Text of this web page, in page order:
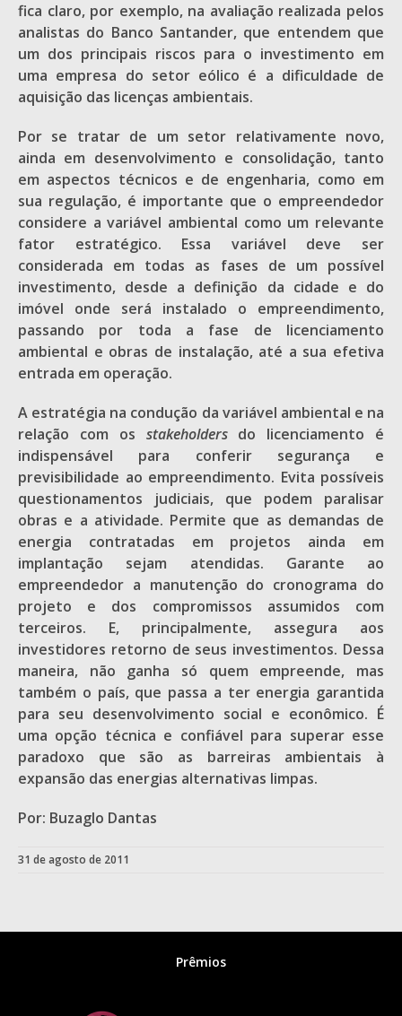
fica claro, por exemplo, na avaliação realizada pelos
analistas do Banco Santander, que entendem que
um dos principais riscos para o investimento em
uma empresa do setor eólico é a dificuldade de
aquisição das licenças ambientais.
Por se tratar de um setor relativamente novo,
ainda em desenvolvimento e consolidação, tanto
em aspectos técnicos e de engenharia, como em
sua regulação, é importante que o empreendedor
considere a variável ambiental como um relevante
fator estratégico. Essa variável deve ser
considerada em todas as fases de um possível
investimento, desde a definição da cidade e do
imóvel onde será instalado o empreendimento,
passando por toda a fase de licenciamento
ambiental e obras de instalação, até a sua efetiva
entrada em operação.
A estratégia na condução da variável ambiental e na
relação com os stakeholders do licenciamento é
indispensável para conferir segurança e
previsibilidade ao empreendimento. Evita possíveis
questionamentos judiciais, que podem paralisar
obras e a atividade. Permite que as demandas de
energia contratadas em projetos ainda em
implantação sejam atendidas. Garante ao
empreendedor a manutenção do cronograma do
projeto e dos compromissos assumidos com
terceiros. E, principalmente, assegura aos
investidores retorno de seus investimentos. Dessa
maneira, não ganha só quem empreende, mas
também o país, que passa a ter energia garantida
para seu desenvolvimento social e econômico. É
uma opção técnica e confiável para superar esse
paradoxo que são as barreiras ambientais à
expansão das energias alternativas limpas.
Por: Buzaglo Dantas
31 de agosto de 2011
Prêmios